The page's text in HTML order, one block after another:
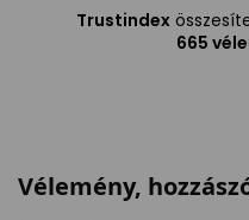
Trustindex
665
Vélemény,